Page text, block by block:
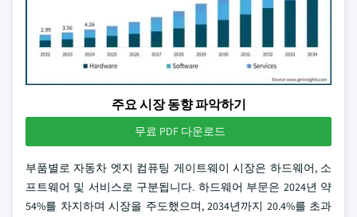
주요 시장 동향 파악하기
무료 PDF 다운로드
부품별로 자동차 엣지 컴퓨팅 게이트웨이 시장은 하드웨어, 소
프트웨어 및 서비스로 구분됩니다. 하드웨어 부문은 2024년 약
54%를 차지하며 시장을 주도했으며, 2034년까지 20.4%를 초과